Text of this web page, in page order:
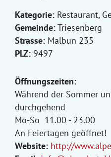
Kategorie: Restaurant,
Gemeinde:Triesenberg
Strasse: Malbun 235
PLZ: 9497
Öffnungszeiten:
Während der Sommer
durchgehend
Mo-So 11.00 - 23.00
An Feiertagen geöffnet!
Website: http://